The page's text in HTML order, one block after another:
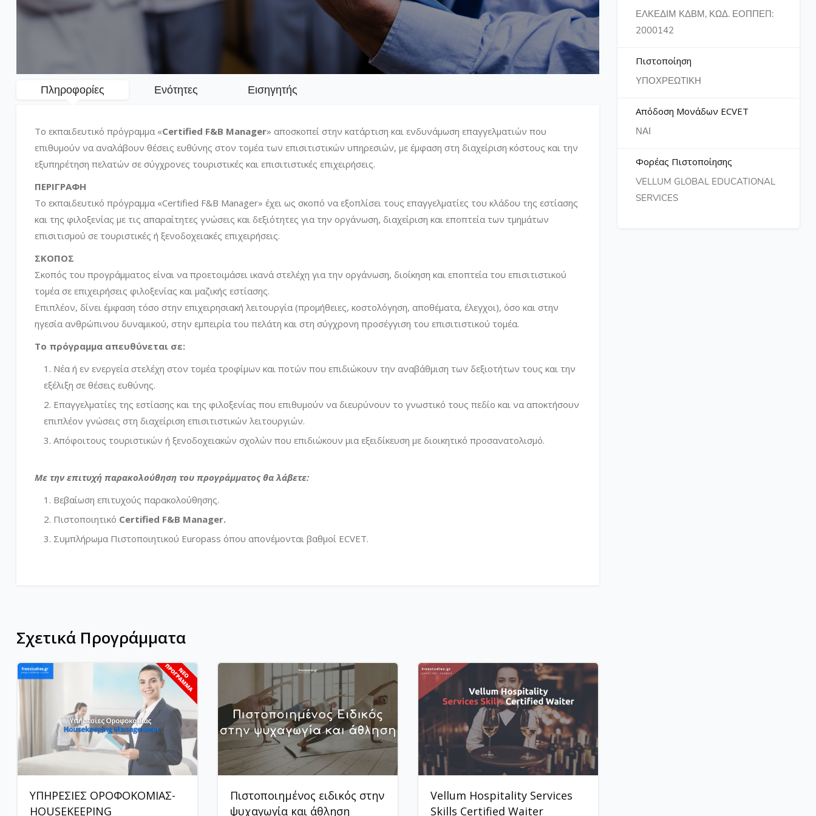
Πληροφορίες Ενότητες Εισηγητής
Το εκπαιδευτικό πρόγραμμα «Certified F&B Manager» αποσκοπεί στην κατάρτιση και ενδυνάμωση επαγγελματιών που
επιθυμούν να αναλάβουν θέσεις ευθύνης στον τομέα των επισιτιστικών υπηρεσιών, με έμφαση στη διαχείριση κόστους και την
εξυπηρέτηση πελατών σε σύγχρονες τουριστικές και επισιτιστικές επιχειρήσεις.
ΠΕΡΙΓΡΑΦΗ
Το εκπαιδευτικό πρόγραμμα «Certified F&B Manager» έχει ως σκοπό να εξοπλίσει τους επαγγελματίες του κλάδου της εστίασης
και της φιλοξενίας με τις απαραίτητες γνώσεις και δεξιότητες για την οργάνωση, διαχείριση και εποπτεία των τμημάτων
επισιτισμού σε τουριστικές ή ξενοδοχειακές επιχειρήσεις.
ΣΚΟΠΟΣ
Σκοπός του προγράμματος είναι να προετοιμάσει ικανά στελέχη για την οργάνωση, διοίκηση και εποπτεία του επισιτιστικού
τομέα σε επιχειρήσεις φιλοξενίας και μαζικής εστίασης.
Επιπλέον, δίνει έμφαση τόσο στην επιχειρησιακή λειτουργία (προμήθειες, κοστολόγηση, αποθέματα, έλεγχοι), όσο και στην
ηγεσία ανθρώπινου δυναμικού, στην εμπειρία του πελάτη και στη σύγχρονη προσέγγιση του επισιτιστικού τομέα.
Το πρόγραμμα απευθύνεται σε:
Νέα ή εν ενεργεία στελέχη στον τομέα τροφίμων και ποτών που επιδιώκουν την αναβάθμιση των δεξιοτήτων τους και την
εξέλιξη σε θέσεις ευθύνης.
Επαγγελματίες της εστίασης και της φιλοξενίας που επιθυμούν να διευρύνουν το γνωστικό τους πεδίο και να αποκτήσουν
επιπλέον γνώσεις στη διαχείριση επισιτιστικών λειτουργιών.
Απόφοιτους τουριστικών ή ξενοδοχειακών σχολών που επιδιώκουν μια εξειδίκευση με διοικητικό προσανατολισμό.
Με την επιτυχή παρακολούθηση του προγράμματος θα λάβετε:
Βεβαίωση επιτυχούς παρακολούθησης.
Πιστοποιητικό Certified F&B Manager.
Συμπλήρωμα Πιστοποιητικού Europass όπου απονέμονται βαθμοί ECVET.
ΕΛΚΕΔΙΜ ΚΔΒΜ, ΚΩΔ. ΕΟΠΠΕΠ:
2000142
Πιστοποίηση
ΥΠΟΧΡΕΩΤΙΚΗ
Απόδοση Μονάδων ECVET
ΝΑΙ
Φορέας Πιστοποίησης
VELLUM GLOBAL EDUCATIONAL
SERVICES
Σχετικά Προγράμματα
ΥΠΗΡΕΣΙΕΣ ΟΡΟΦΟΚΟΜΙΑΣ-
HOUSEKEEPING
Πιστοποιημένος ειδικός στην
ψυχαγωγία και άθληση
Vellum Hospitality Services
Skills Certified Waiter